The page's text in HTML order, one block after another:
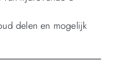
delen en mogelijk